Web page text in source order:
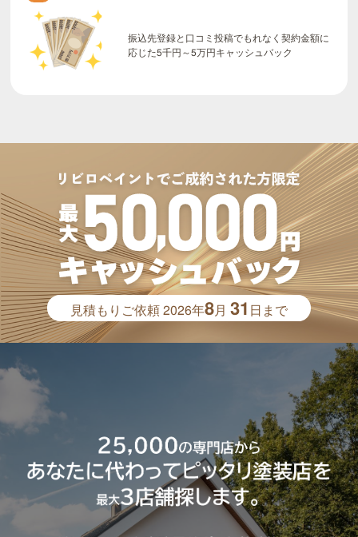
振込先登録と口コミ投稿でもれなく契約金額に
応じた5千円～5万円キャッシュバック
見積もりご依頼2026年8月31 日まで